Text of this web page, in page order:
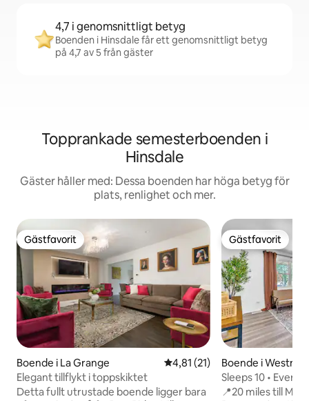
4,7 i genomsnittligt betyg
Boenden i Hinsdale får ett genomsnittligt betyg
på 4,7 av 5 från gäster
Topprankade semesterboenden i
Hinsdale
Gäster håller med: Dessa boenden har höga betyg för
plats, renlighet och mer.
Gästfavorit
Gästfavorit
Boende i La Grange 4,81 av 5 i genomsnittligt
4,81 (21)
Elegant tillflykt i toppskiktet
Detta fullt utrustade boende ligger bara
Gästfavorit
Gästfavorit
Boende i
Sleeps 10 •
Pets too
📍20 miles till